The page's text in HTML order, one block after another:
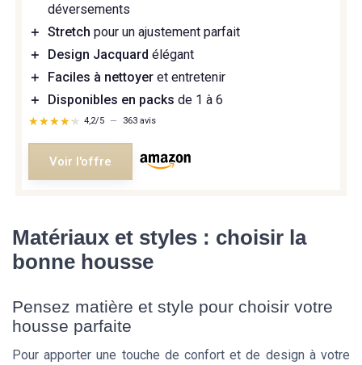
déversements
＋ Stretch pour un ajustement parfait
＋
Design Jacquard élégant
＋
Faciles à nettoyer et entretenir
＋
Disponibles en packs de 1 à 6
★★★★★
★★★★★ 4,2/5 — 363 avis
Voir l'offre
Matériaux et styles : choisir la
bonne housse
Pensez matière et style pour choisir votre
housse parfaite
Pour apporter une touche de confort et de design à votre